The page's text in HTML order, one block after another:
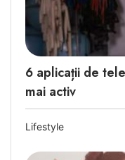
6 aplicații de
mai activ
Lifestyle